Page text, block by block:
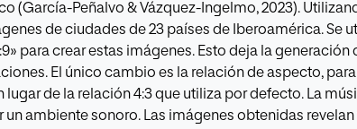
(García-Peñalvo & Vázquez-Ingelmo, 2023).
de ciudades de 23 países de Iberoamérica. Se
para crear estas imágenes. Esto deja la
El único cambio es la relación de aspecto,
lugar de la relación 4:3 que utiliza por defecto. La
un ambiente sonoro. Las imágenes obtenidas